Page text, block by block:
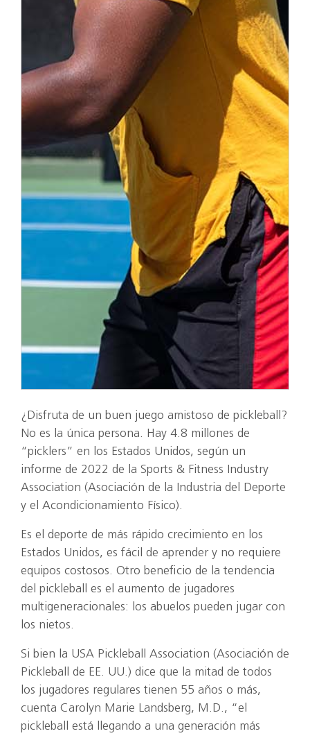
¿Disfruta de un buen juego amistoso de pickleball?
No es la única persona. Hay 4.8 millones de
“picklers” en los Estados Unidos, según un
informe de 2022 de la Sports & Fitness Industry
Association (Asociación de la Industria del Deporte
y el Acondicionamiento Físico).
Es el deporte de más rápido crecimiento en los
Estados Unidos, es fácil de aprender y no requiere
equipos costosos. Otro beneficio de la tendencia
del pickleball es el aumento de jugadores
multigeneracionales: los abuelos pueden jugar con
los nietos.
Si bien la USA Pickleball Association (Asociación de
Pickleball de EE. UU.) dice que la mitad de todos
los jugadores regulares tienen 55 años o más,
cuenta Carolyn Marie Landsberg, M.D., “el
pickleball está llegando a una generación más